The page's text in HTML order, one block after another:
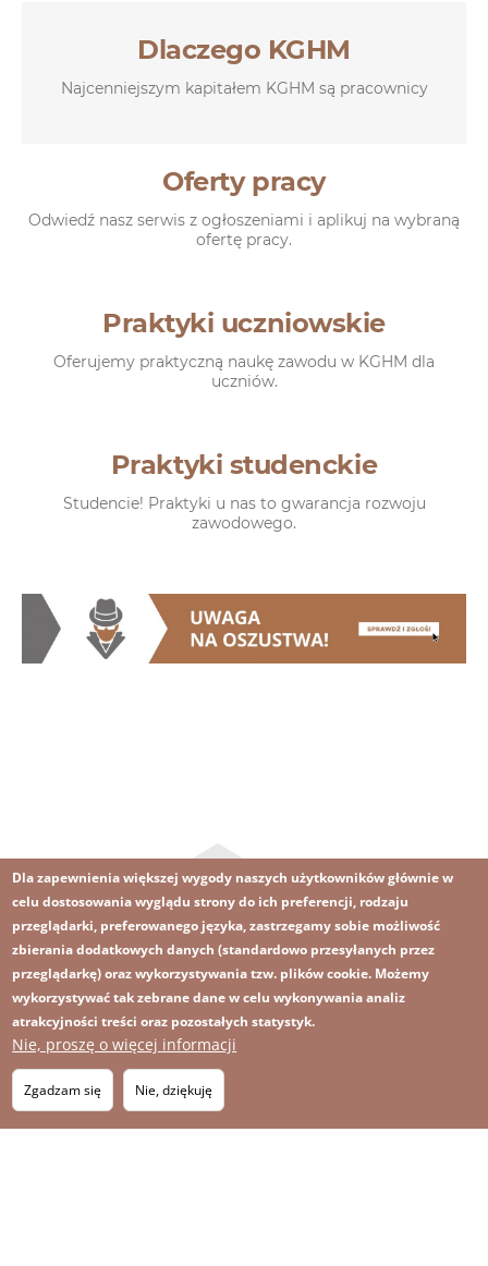
Dlaczego KGHM
Najcenniejszym kapitałem KGHM są pracownicy
Oferty pracy
Odwiedź nasz serwis z ogłoszeniami i aplikuj na wybraną
ofertę pracy.
Praktyki uczniowskie
Oferujemy praktyczną naukę zawodu w KGHM dla
uczniów.
Praktyki studenckie
Studencie! Praktyki u nas to gwarancja rozwoju
zawodowego.
Footer
menu
with
icons
Zapisz się na newsletter
Obraz RSS
Obraz
MAPA STRONY
OBRAZ
Dla zapewnienia większej wygody naszych użytkowników głównie w
celu dostosowania wyglądu strony do ich preferencji, rodzaju
przeglądarki, preferowanego języka, zastrzegamy sobie możliwość
zbierania dodatkowych danych (standardowo przesyłanych przez
przeglądarkę) oraz wykorzystywania tzw. plików cookie. Możemy
wykorzystywać tak zebrane dane w celu wykonywania analiz
atrakcyjności treści oraz pozostałych statystyk.
Nie, proszę o więcej informacji
Zgadzam się Nie, dziękuję